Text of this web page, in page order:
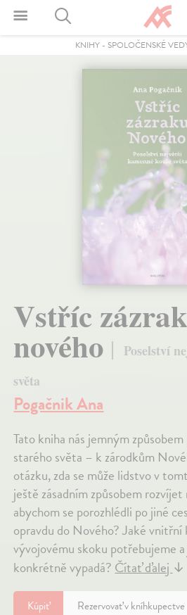
KNIHY - SPOLOČENSKÉ
Vstříc
nového
Poselství
světa
Pogačnik Ana
Tato kniha nás jemným
starého světa – k zárodkům
otázku, zda se může lidstvo v
ještě zásadním způsobem rozvíjet
abychom se porozhlédli po jiné
opravdu do Nového? Jaké
vývojovému skoku potřebujeme
konkrétně vypadá?Čítať ďalej↓
Kúpiť Rezervovať v kníhkupectve